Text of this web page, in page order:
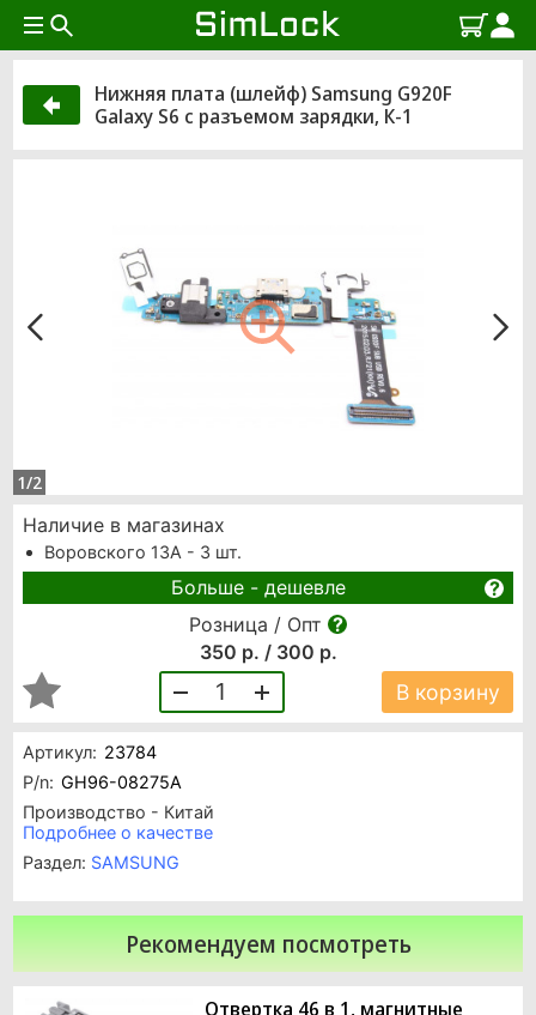
Нижняя плата (шлейф) Samsung G920F
Galaxy S6 с разъемом зарядки, К-1
1/2
Артикул: 23784
P/n: GH96-08275A
Производство - Китай
Подробнее о качестве
Раздел: SAMSUNG
Наличие в магазинах
Воровского 13А - 3 шт.
Больше - дешевле
Розница / Опт
350 р. / 300 р.
1 В корзину
Рекомендуем посмотреть
Отвертка 46 в 1, магнитные